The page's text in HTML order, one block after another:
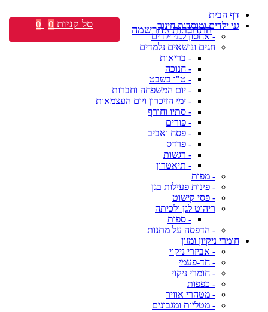
דף הבית
גני ילדים ומוסדות חינוך
- אחסון לגני ילדים
חגים ונושאים נלמדים
- בריאות
- חנוכה
- ט"ו בשבט
- יום המשפחה וחברות
- ימי הזיכרון ויום העצמאות
- סתיו וחורף
- פורים
- פסח ואביב
- פרדס
- רגשות
- תיאטרון
- מפות
- פינות פעילות בגן
- פסי קישוט
ריהוט לגן ולכיתה
- ספות
- הדפסה על מתנות
חומרי ניקיון ומזון
- אביזרי ניקוי
- חד-פעמי
- חומרי ניקוי
- כפפות
- מטהרי אוויר
- מטליות ומגבונים
התחברות \ הרשמה סל קניות 0
0